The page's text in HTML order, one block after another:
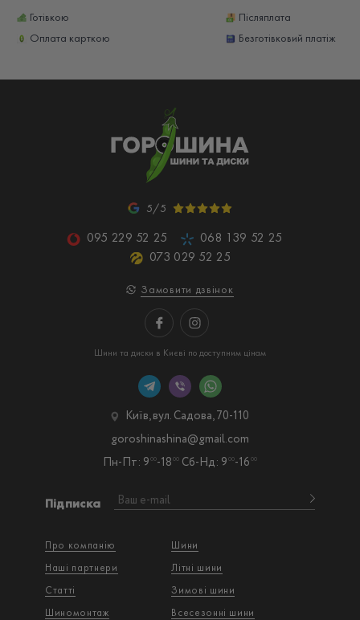
Готівкою
Післяплата
Оплата карткою
Безготівковий платіж
5/5
095 229 52 25
068 139 52 25
073 029 52 25
Замовити дзвінок
Шини та диски в Києві по доступним цінам
Про компанію
Наші партнери
Статті
Шиномонтаж
Шини
Літні шини
Зимові шини
Всесезонні шини
Підписка
Київ, вул. Садова, 70-110
Пн-Пт: 9 00-18 00 Сб-Нд: 9 00-16 00
goroshinashina@gmail.com